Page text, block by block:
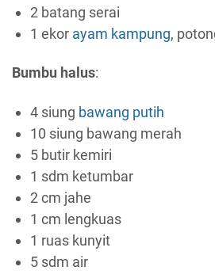
2 batang serai
1 ekor ayam kampung,
Bumbu halus:
4 siung bawang putih
10 siung bawang merah
5 butir kemiri
1 sdm ketumbar
2 cm jahe
1 cm lengkuas
1 ruas kunyit
5 sdm air